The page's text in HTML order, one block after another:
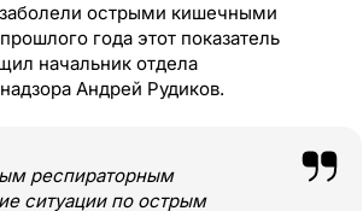
острыми кишечными
года этот показатель
начальник отдела
Андрей Рудиков.
респираторным
ситуации по острым